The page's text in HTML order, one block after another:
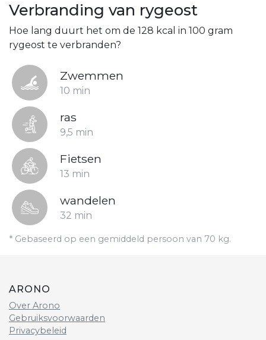
Verbranding van rygeost
Hoe lang duurt het om de 128 kcal in 100 gram
rygeost te verbranden?
Zwemmen
10 min
ras
9,5 min
Fietsen
13 min
wandelen
32 min
* Gebaseerd op een gemiddeld persoon van 70 kg.
ARONO
Over Arono
Gebruiksvoorwaarden
Privacybeleid